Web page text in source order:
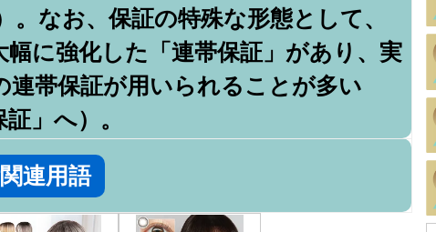
。なお、保証の特殊な形態として、
に強化した「連帯保証」があり、実
連帯保証が用いられることが多い
」へ）。
連用語